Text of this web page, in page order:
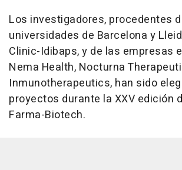
Los investigadores, procedentes
universidades de Barcelona y
Clinic-Idibaps, y de las empresas
Nema Health, Nocturna
Inmunotherapeutics, han sido
proyectos durante la XXV edición
Farma-Biotech.